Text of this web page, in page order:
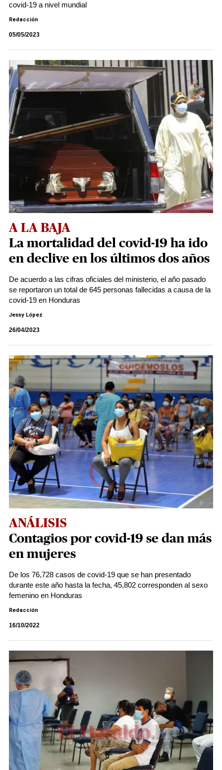
covid-19 a nivel mundial
Redacción
05/05/2023
A LA BAJA
La mortalidad del covid-19 ha ido
en declive en los últimos dos años
De acuerdo a las cifras oficiales del ministerio, el año pasado
se reportaron un total de 645 personas fallecidas a causa de la
covid-19 en Honduras
Jessy López
26/04/2023
ANÁLISIS
Contagios por covid-19 se dan más
en mujeres
De los 76,728 casos de covid-19 que se han presentado
durante este año hasta la fecha, 45,802 corresponden al sexo
femenino en Honduras
Redacción
16/10/2022